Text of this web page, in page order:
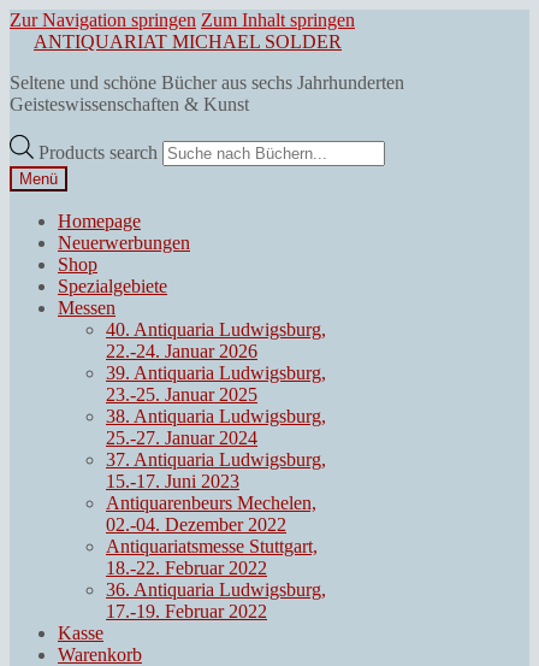
Zur Navigation springen Zum Inhalt springen
ANTIQUARIAT MICHAEL SOLDER
Seltene und schöne Bücher aus sechs Jahrhunderten
Geisteswissenschaften & Kunst
Products search
Menü
Homepage
Neuerwerbungen
Shop
Spezialgebiete
Messen
40. Antiquaria Ludwigsburg,
22.-24. Januar 2026
39. Antiquaria Ludwigsburg,
23.-25. Januar 2025
38. Antiquaria Ludwigsburg,
25.-27. Januar 2024
37. Antiquaria Ludwigsburg,
15.-17. Juni 2023
Antiquarenbeurs Mechelen,
02.-04. Dezember 2022
Antiquariatsmesse Stuttgart,
18.-22. Februar 2022
36. Antiquaria Ludwigsburg,
17.-19. Februar 2022
Kasse
Warenkorb